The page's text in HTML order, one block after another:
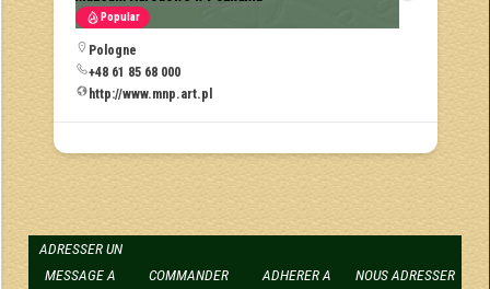
Popular
Pologne
+48 61 85 68 000
http://www.mnp.art.pl
ADRESSER UN
MESSAGE A
COMMANDER
ADHERER A
NOUS ADRESSER